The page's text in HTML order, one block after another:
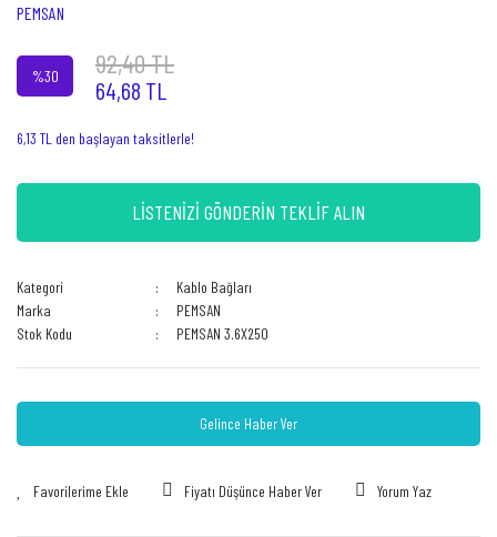
PEMSAN
%30 92,40 TL
64,68 TL
6,13 TL den başlayan taksitlerle!
LİSTENİZİ GÖNDERİN TEKLİF ALIN
Kategori
Kablo Bağları
Marka
PEMSAN
Stok Kodu
PEMSAN 3.6X250
Gelince Haber Ver
Fiyatı Düşünce Haber Ver Yorum Yaz